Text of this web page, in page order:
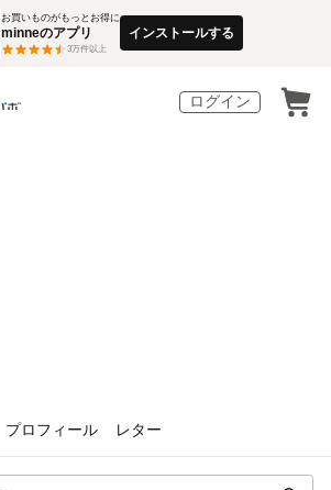
お買いものがもっとお得に
minneのアプリ
3万件以上
インストールする
ログイン
プロフィール レター